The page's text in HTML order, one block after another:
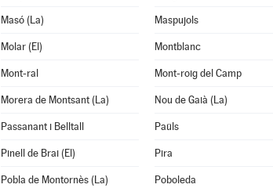
Masó (La) Maspujols
Molar (El) Montblanc
Mont-ral Mont-roig del Camp
Morera de Montsant (La) Nou de Gaià (La)
Passanant i Belltall Paüls
Pinell de Brai (El) Pira
Pobla de Montornès (La) Poboleda